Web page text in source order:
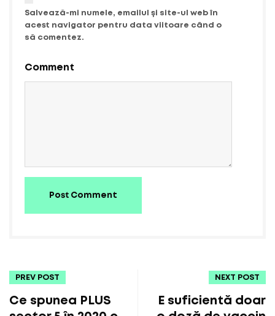
Salvează-mi numele, emailul și site-ul web în
acest navigator pentru data viitoare când o
să comentez.
Comment
Post Comment
PREV POST
Ce spunea PLUS
NEXT POST
E suficientă doar